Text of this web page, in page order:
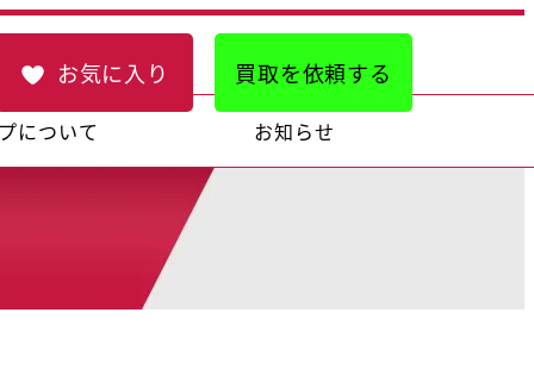
お気に入り 買取を依頼する
について お知らせ